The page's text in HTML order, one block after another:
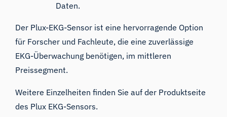
Daten.
Der Plux-EKG-Sensor ist eine hervorragende Option
für Forscher und Fachleute, die eine zuverlässige
EKG-Überwachung benötigen, im mittleren
Preissegment.
Weitere Einzelheiten finden Sie auf der Produktseite
des Plux EKG-Sensors.